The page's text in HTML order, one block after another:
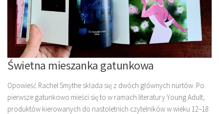
Świetna mieszanka gatunkowa
Opowieść Rachel Smythe składa się z dwóch głównych nurtów. Po
pierwsze gatunkowo mieści się to w ramach literatury Young Adult,
produktów kierowanych do nastoletnich czytelników w wieku 12–18